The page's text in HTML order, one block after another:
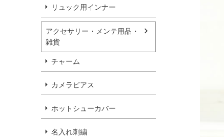
リュック用インナー
アクセサリー・メンテ用品・
雑貨
チャーム
カメラピアス
ホットシューカバー
名入れ刺繍